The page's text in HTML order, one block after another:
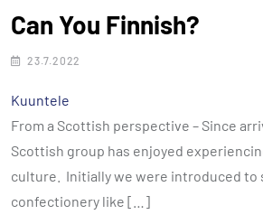
Can You Finnish?
23.7.2022
Kuuntele
From a Scottish perspective – Since
Scottish group has enjoyed
culture. Initially we were introduced to
confectionery like […]